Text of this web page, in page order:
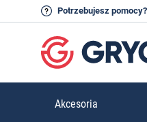
Potrzebujesz pomocy?
Akcesoria